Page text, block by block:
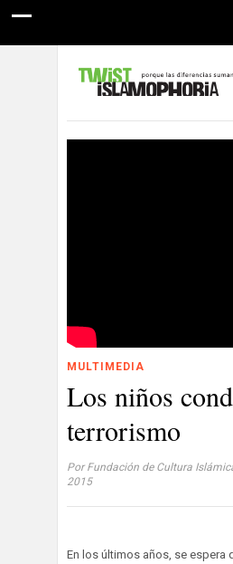
MULTIMEDIA
Los niños
terrorismo
Por Fundación de Cultura
2015
En los últimos años, se espera